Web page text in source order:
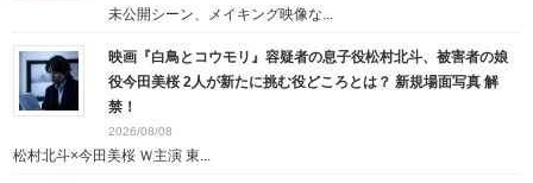
未公開シーン、メイキング映像な...
映画『白鳥とコウモリ』容疑者の息子役松村北斗、被害者の娘
役今田美桜 2人が新たに挑む役どころとは？ 新規場面写真 解
禁！
2026/08/08
松村北斗×今田美桜 Ｗ主演 東...